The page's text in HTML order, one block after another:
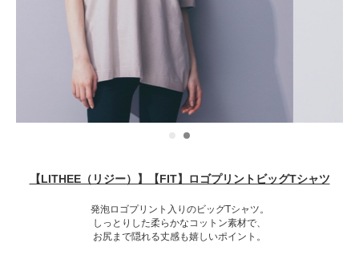
【LITHEE（リジー）】【FIT】ロゴプリントビッグTシャツ
発泡ロゴプリント入りのビッグTシャツ。
しっとりした柔らかなコットン素材で、
お尻まで隠れる丈感も嬉しいポイント。